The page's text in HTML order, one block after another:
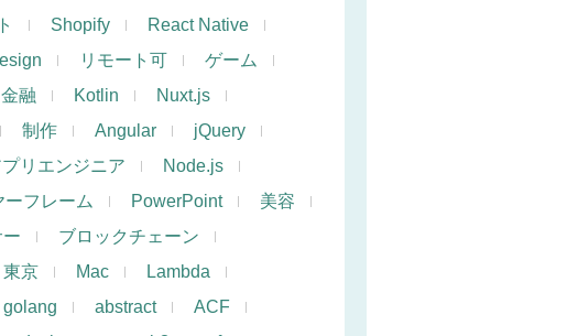
Shopify
React Native
リモート可
ゲーム
金融 Kotlin
Nuxt.js
制作 Angular
jQuery
リエンジニア
Node.js
ーフレーム PowerPoint
美容
ブロックチェーン
東京 Mac
Lambda
golang abstract
ACF